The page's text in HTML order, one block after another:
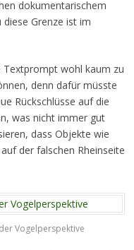
dokumentarischem
Grenze ist im
Textprompt wohl kaum zu
denn dafür müsste
Rückschlüsse auf die
was nicht immer gut
dass Objekte wie
der falschen Rheinseite
Vogelperspektive